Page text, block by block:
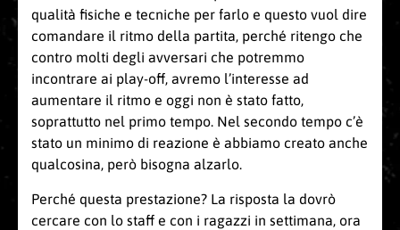
qualità fisiche e tecniche per farlo e questo vuol dire
comandare il ritmo della partita, perché ritengo che
contro molti degli avversari che potremmo
incontrare ai play-off, avremo l’interesse ad
aumentare il ritmo e oggi non è stato fatto,
soprattutto nel primo tempo. Nel secondo tempo c’è
stato un minimo di reazione è abbiamo creato anche
qualcosina, però bisogna alzarlo.
Perché questa prestazione? La risposta la dovrò
cercare con lo staff e con i ragazzi in settimana, ora